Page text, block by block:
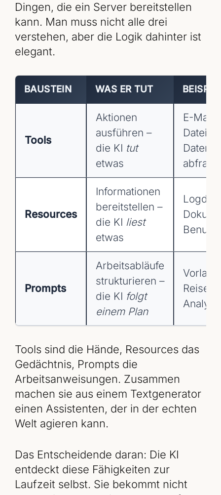
Dingen, die ein Server bereitstellen
kann. Man muss nicht alle drei
verstehen, aber die Logik dahinter ist
elegant.
BAUSTEIN WAS ER TUT
Tools
Aktionen
ausführen –
die KI tut
etwas
E-Mail
Datei
Resources
Informationen
bereitstellen –
die KI liest
etwas
Prompts
Arbeitsabläufe
strukturieren –
die KI folgt
einem Plan
Tools sind die Hände, Resources das
Gedächtnis, Prompts die
Arbeitsanweisungen. Zusammen
machen sie aus einem Textgenerator
einen Assistenten, der in der echten
Welt agieren kann.
Das Entscheidende daran: Die KI
entdeckt diese Fähigkeiten zur
Laufzeit selbst. Sie bekommt nicht